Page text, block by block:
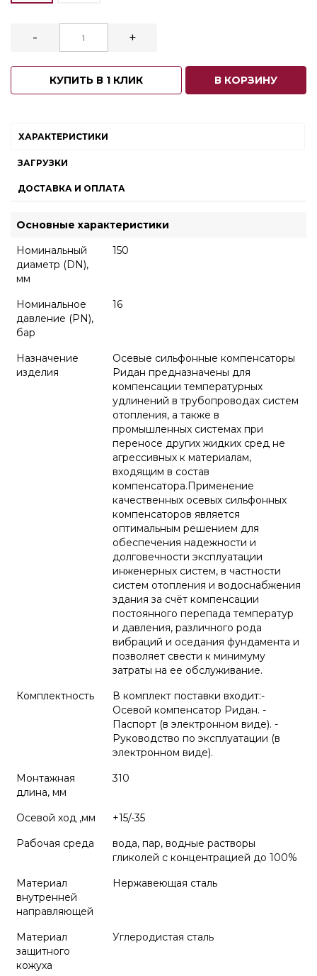
- +
КУПИТЬ В 1 КЛИК В КОРЗИНУ
ХАРАКТЕРИСТИКИ
ЗАГРУЗКИ
ДОСТАВКА И ОПЛАТА
Основные характеристики
Номинальный
диаметр (DN),
мм
150
Номинальное
давление (PN),
бар
16
Назначение
изделия
Осевые сильфонные компенсаторы
Ридан предназначены для
компенсации температурных
удлинений в трубопроводах систем
отопления, а также в
промышленных системах при
переносе других жидких сред не
агрессивных к материалам,
входящим в состав
компенсатора.Применение
качественных осевых сильфонных
компенсаторов является
оптимальным решением для
обеспечения надежности и
долговечности эксплуатации
инженерных систем, в частности
систем отопления и водоснабжения
здания за счёт компенсации
постоянного перепада температур
и давления, различного рода
вибраций и оседания фундамента и
позволяет свести к минимуму
затраты на ее обслуживание.
Комплектность
В комплект поставки входит:-
Осевой компенсатор Ридан. -
Паспорт (в электронном виде). -
Руководство по эксплуатации (в
электронном виде).
Монтажная
длина, мм
310
Осевой ход ,мм
+15/-35
Рабочая среда
вода, пар, водные растворы
гликолей с концентрацией до 100%
Материал
внутренней
направляющей
Нержавеющая сталь
Материал
защитного
кожуха
Углеродистая сталь